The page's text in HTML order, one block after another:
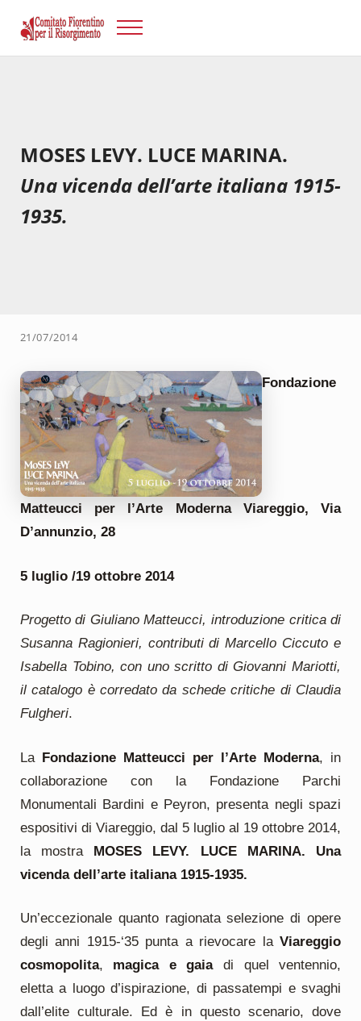
Risorgimento Firenze
Menu
MOSES LEVY. LUCE MARINA.
Una vicenda dell’arte italiana 1915-
1935.
21/07/2014
Fondazione
Matteucci per l’Arte Moderna Viareggio, Via
D’annunzio, 28
5 luglio /19 ottobre 2014
Progetto di Giuliano Matteucci, introduzione critica di
Susanna Ragionieri, contributi di Marcello Ciccuto e
Isabella Tobino, con uno scritto di Giovanni Mariotti,
il catalogo è corredato da schede critiche di Claudia
Fulgheri.
La Fondazione Matteucci per l’Arte Moderna, in
collaborazione con la Fondazione Parchi
Monumentali Bardini e Peyron, presenta negli spazi
espositivi di Viareggio, dal 5 luglio al 19 ottobre 2014,
la mostra MOSES LEVY. LUCE MARINA. Una
vicenda dell’arte italiana 1915-1935.
Un’eccezionale quanto ragionata selezione di opere
degli anni 1915-‘35 punta a rievocare laViareggio
cosmopolita, magica e gaiadi quel ventennio,
eletta a luogo d’ispirazione, di passatempi e svaghi
dall’elite culturale. Ed è in questo scenario, dove